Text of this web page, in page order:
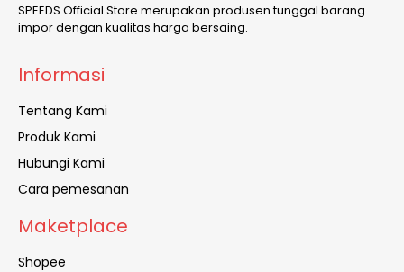
SPEEDS Official Store merupakan produsen tunggal barang
impor dengan kualitas harga bersaing.
Informasi
Tentang Kami
Produk Kami
Hubungi Kami
Cara pemesanan
Maketplace
Shopee